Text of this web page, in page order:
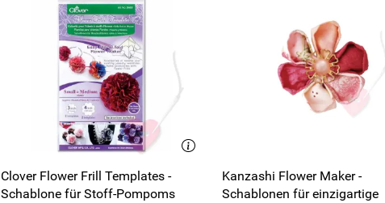
Clover Flower Frill Templates -
Schablone für Stoff-Pompoms
Kanzashi Flower Maker -
Schablonen für einzigartige